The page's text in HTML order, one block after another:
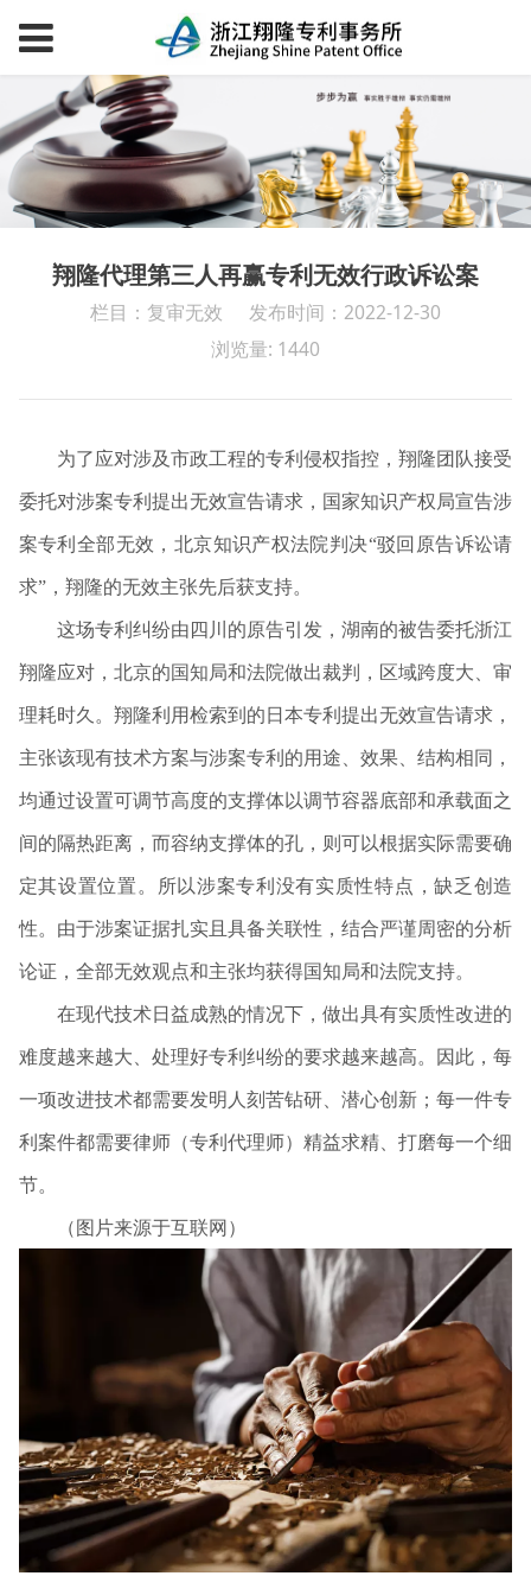
翔隆代理第三人再赢专利无效行政诉讼案
栏目：复审无效
发布时间：2022-12-30
浏览量: 1440
为了应对涉及市政工程的专利侵权指控，翔隆团队接受
委托对涉案专利提出无效宣告请求，国家知识产权局宣告涉
案专利全部无效，北京知识产权法院判决“驳回原告诉讼请
求”，翔隆的无效主张先后获支持。
这场专利纠纷由四川的原告引发，湖南的被告委托浙江
翔隆应对，北京的国知局和法院做出裁判，区域跨度大、审
理耗时久。翔隆利用检索到的日本专利提出无效宣告请求，
主张该现有技术方案与涉案专利的用途、效果、结构相同，
均通过设置可调节高度的支撑体以调节容器底部和承载面之
间的隔热距离，而容纳支撑体的孔，则可以根据实际需要确
定其设置位置。所以涉案专利没有实质性特点，缺乏创造
性。由于涉案证据扎实且具备关联性，结合严谨周密的分析
论证，全部无效观点和主张均获得国知局和法院支持。
在现代技术日益成熟的情况下，做出具有实质性改进的
难度越来越大、处理好专利纠纷的要求越来越高。因此，每
一项改进技术都需要发明人刻苦钻研、潜心创新；每一件专
利案件都需要律师（专利代理师）精益求精、打磨每一个细
节。
（图片来源于互联网）